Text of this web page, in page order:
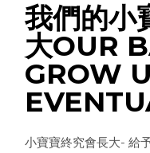
我們的小
大OUR
GROW
小寶寶終究會長大- 給